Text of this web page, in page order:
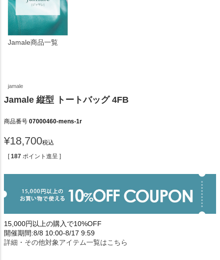
Jamale商品一覧
jamale
Jamale 縦型 トートバッグ 4FB
商品番号 07000460-mens-1r
¥18,700税込
[ 187 ポイント進呈 ]
15,000円以上の購入で10%OFF
開催期間:8/8 10:00-8/17 9:59
詳細・その他対象アイテム一覧はこちら